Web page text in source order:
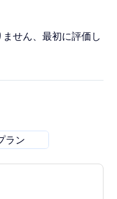
せん、最初に評価し
ラン